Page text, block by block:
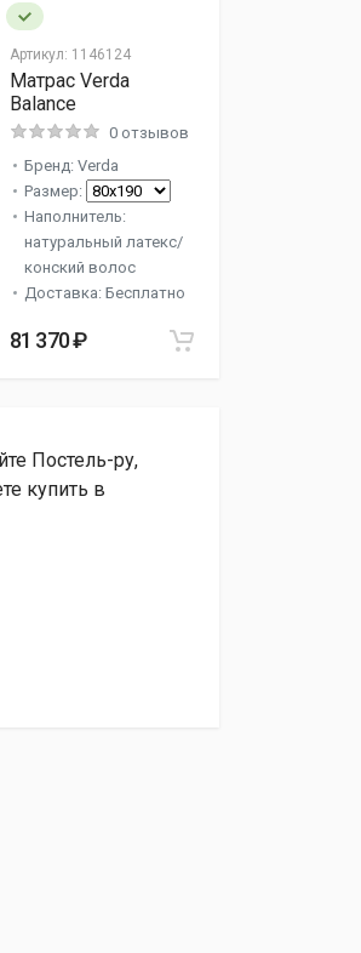
Артикул: 1146124
Матрас Verda
Balance
0 отзывов
Бренд: Verda
Размер:
Наполнитель:
натуральный латекс/
конский волос
Доставка: Бесплатно
81 370 ₽
Постель-ру,
купить в